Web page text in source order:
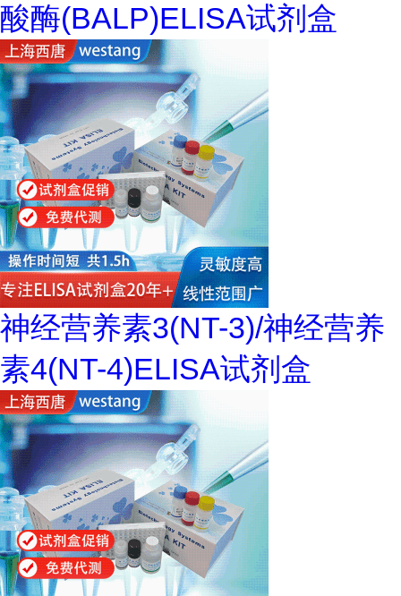
酸酶(BALP)ELISA试剂盒
神经营养素3(NT-3)/神经营养
素4(NT-4)ELISA试剂盒